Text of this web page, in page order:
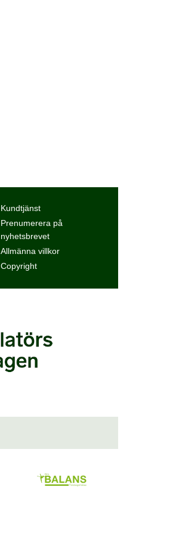
Kundtjänst
Prenumerera på
nyhetsbrevet
Allmänna villkor
Copyright